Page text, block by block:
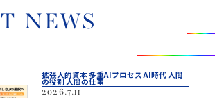
NEWS
拡張人的資本 多重AIプロセス AI時代 人間
の役割 人間の仕事
2026.7.11